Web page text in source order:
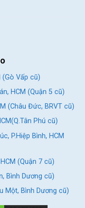
Phúc, P.Hiệp Bình,
Hưng, HCM (Quận 7
(Dĩ An, Bình Dương
(Thủ Dầu Một, Bình
(Gò Vấp cũ)
HCM (Quận 5 cũ)
(Châu Đức, BRVT cũ)
Phú cũ)
P.Hiệp Bình, HCM
(Quận 7 cũ)
Bình Dương cũ)
Một, Bình Dương cũ)